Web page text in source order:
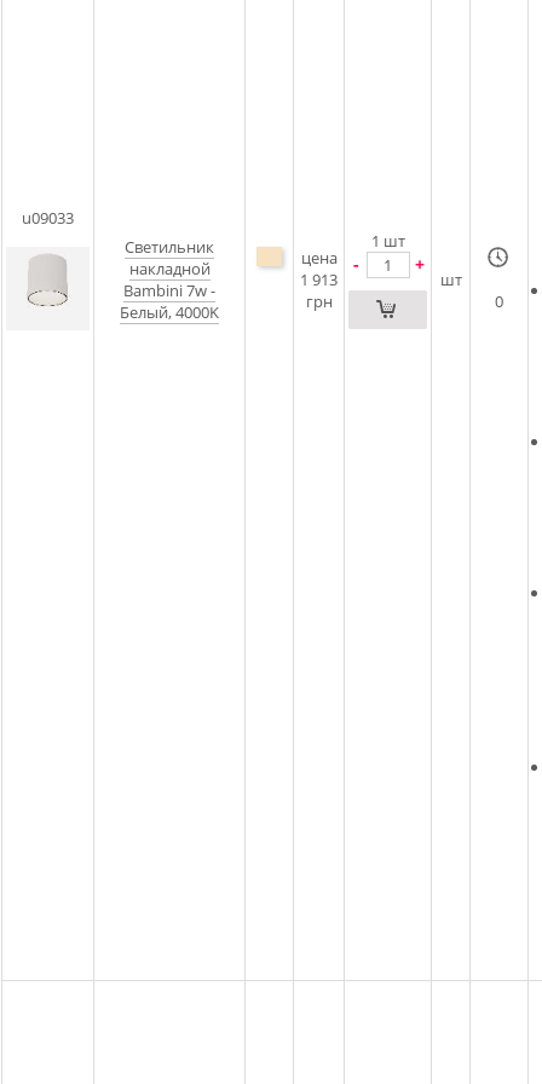
u09033
Светильник
накладной
Bambini 7w -
Белый, 4000K
цена
1 913
грн
1 шт
- +
шт
0